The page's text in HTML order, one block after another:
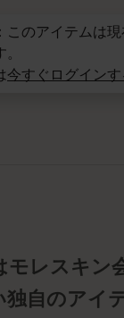
このアイテムは
今すぐログイン
モレスキン
自のアイ